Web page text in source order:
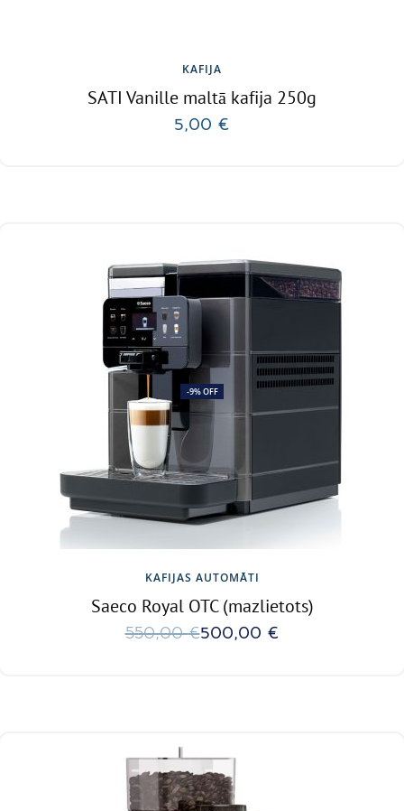
KAFIJA
SATI Vanille maltā kafija 250g
5,00 €
-9% OFF
KAFIJAS AUTOMĀTI
Saeco Royal OTC (mazlietots)
550,00€500,00 €